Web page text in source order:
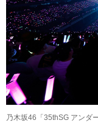
乃木坂46「35thSG アン